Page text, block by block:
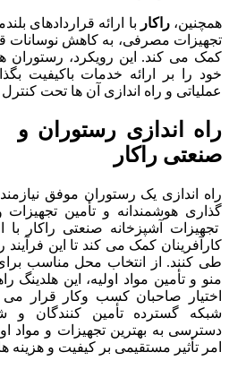
همچنین، راکار با ارائه قراردادهای
تجهیزات مصرفی، به کاهش نوسانات
کمک می کند. این رویکرد، رستوران
خود را بر ارائه خدمات باکیفیت
عملیاتی و راه اندازی آن ها تحت کنترل
راه اندازی رستوران و
صنعتی راکار
راه اندازی یک رستوران موفق
گذاری هوشمندانه و تأمین تجهیزات
تجهیزات آشپزخانه صنعتی راکار با
کارآفرینان کمک می کند تا این
طی کنند. از انتخاب محل مناسب
منو و تأمین مواد اولیه، این هلدینگ
اختیار صاحبان کسب وکار قرار می
شبکه گسترده تأمین کنندگان و
دسترسی به بهترین تجهیزات و مواد
امر تأثیر مستقیمی بر کیفیت و هزینه